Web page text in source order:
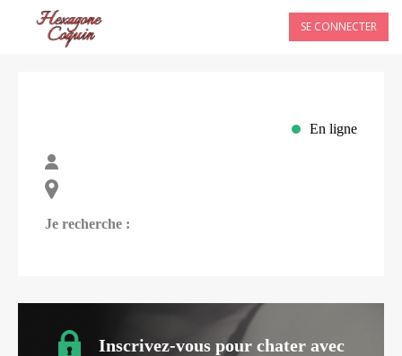
SE CONNECTER
En ligne
Je recherche :
Inscrivez-vous pour chater avec